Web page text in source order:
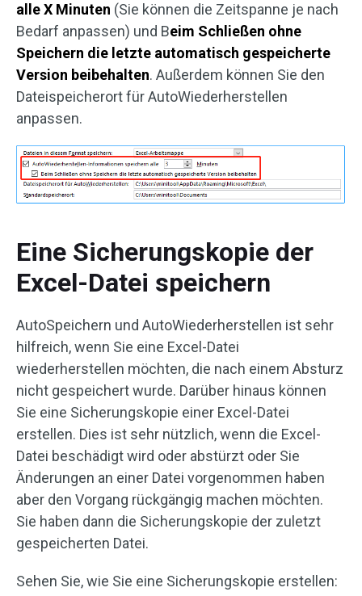
alle X Minuten (Sie können die Zeitspanne je nach
Bedarf anpassen) und Beim Schließen ohne
Speichern die letzte automatisch gespeicherte
Version beibehalten. Außerdem können Sie den
Dateispeicherort für AutoWiederherstellen
anpassen.
Eine Sicherungskopie der
Excel-Datei speichern
AutoSpeichern und AutoWiederherstellen ist sehr
hilfreich, wenn Sie eine Excel-Datei
wiederherstellen möchten, die nach einem Absturz
nicht gespeichert wurde. Darüber hinaus können
Sie eine Sicherungskopie einer Excel-Datei
erstellen. Dies ist sehr nützlich, wenn die Excel-
Datei beschädigt wird oder abstürzt oder Sie
Änderungen an einer Datei vorgenommen haben
aber den Vorgang rückgängig machen möchten.
Sie haben dann die Sicherungskopie der zuletzt
gespeicherten Datei.
Sehen Sie, wie Sie eine Sicherungskopie erstellen: